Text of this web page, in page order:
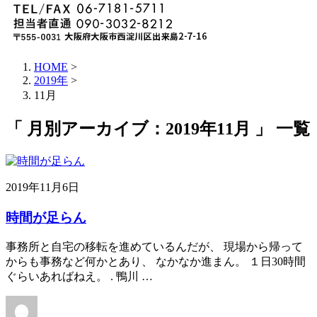
HOME >
2019年 >
11月
「 月別アーカイブ：2019年11月 」 一覧
2019年11月6日
時間が足らん
事務所と自宅の移転を進めているんだが、 現場から帰って
からも事務など何かとあり、 なかなか進まん。 １日30時間
ぐらいあればねえ。 . 鴨川 …